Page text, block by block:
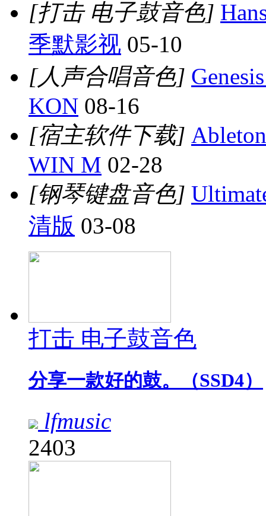
[打击 电子鼓音色]
季默影视 05-10
[人声合唱音色]
KON 08-16
[宿主软件下载]
WIN M 02-28
[钢琴键盘音色]
清版 03-08
打击 电子鼓音色
分享一款好的鼓。（SSD4）
lfmusic
2403